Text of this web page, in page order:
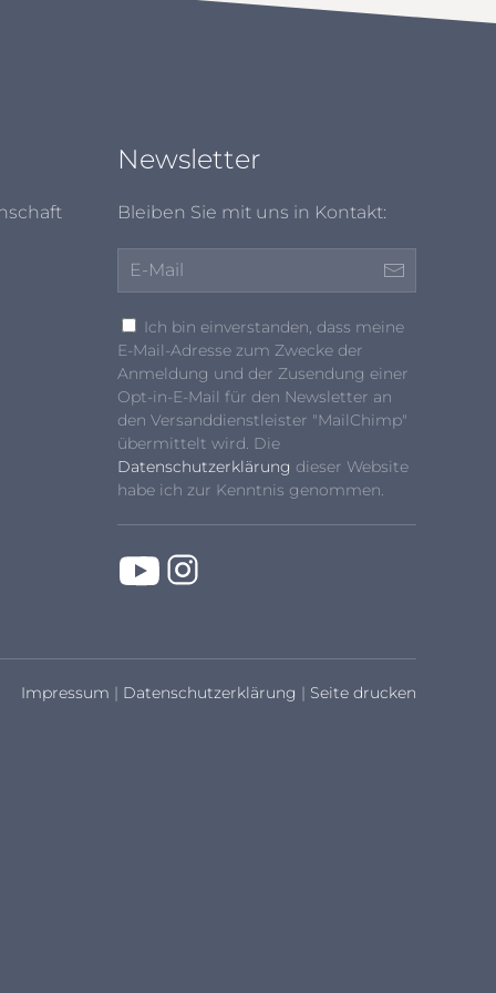
Newsletter
Bleiben Sie mit uns in Kontakt:
Ich bin einverstanden, dass meine
E-Mail-Adresse zum Zwecke der
Anmeldung und der Zusendung einer
Opt-in-E-Mail für den Newsletter an
den Versanddienstleister "MailChimp"
übermittelt wird. Die
Datenschutzerklärung dieser Website
habe ich zur Kenntnis genommen.
Impressum | Datenschutzerklärung | Seite drucken